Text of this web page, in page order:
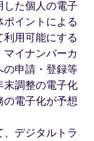
た個人の電子
イントによる
用可能にする
イナンバーカ
の申請・登録等
調整の電子化
の電子化が予想
デジタルトラ